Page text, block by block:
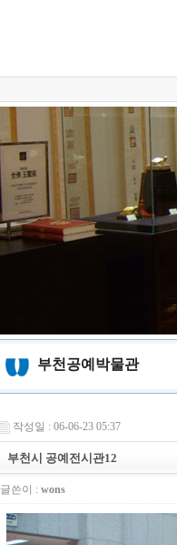
부천공예박물관
작성일 : 06-06-23 05:37
부천시 공예전시관12
글쓴이 : wons